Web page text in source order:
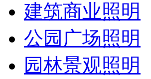
建筑商业照明
公园广场照明
园林景观照明